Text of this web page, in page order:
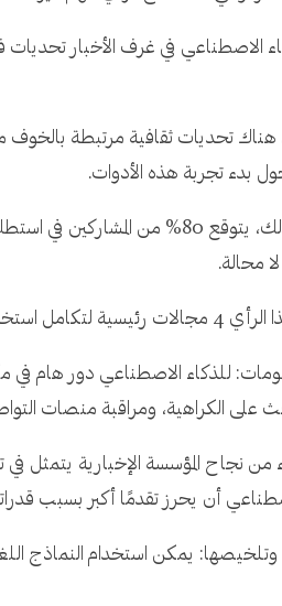
الاصطناعي في غرف الأخبار تحديات
تحديات ثقافية مرتبطة بالخوف
بدء تجربة هذه الأدوات.
وعلى الرغم من ذلك، يتوقع
محالة.
في المستقبل، وهي كالتالي:
للذكاء الاصطناعي دور هام في
على الكراهية، ومراقبة منصات
المؤسسة الإخبارية يتمثل في
أن يحرز تقدمًا أكبر بسبب
يمكن استخدام النماذج